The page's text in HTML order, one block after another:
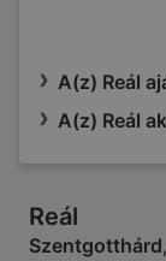
A(z) Reál
A(z) Reál
Reál